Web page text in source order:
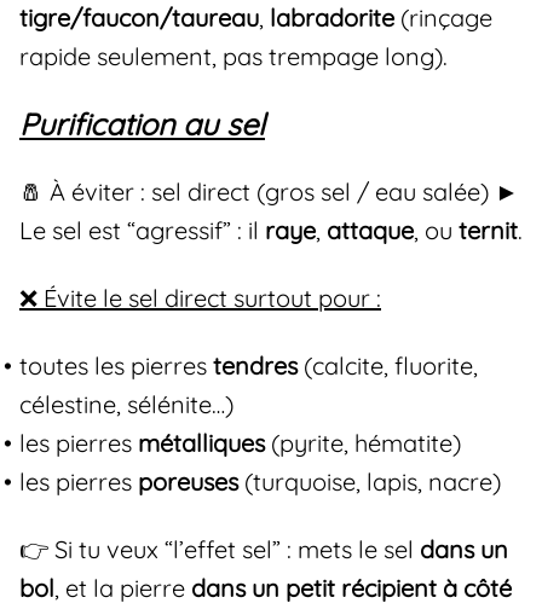
tigre/faucon/taureau, labradorite (rinçage
rapide seulement, pas trempage long).
Purification au sel
🧂 À éviter : sel direct (gros sel / eau salée) ►
Le sel est “agressif” : il raye, attaque, ou ternit.
❌ Évite le sel direct surtout pour :
toutes les pierres tendres(calcite, fluorite,
célestine, sélénite…)
les pierres métalliques(pyrite, hématite)
les pierres poreuses(turquoise, lapis, nacre)
👉 Si tu veux “l’effet sel” : mets le sel dans un
bol, et la pierre dans un petit récipient à côté